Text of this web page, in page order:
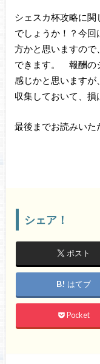
シェスカ杯攻略に関
でしょうか！？今
方かと思いますので
できます。 報酬の
感じかと思いますが
収集しておいて、損
最後までお読みいた
シェア！
ポスト
はてブ
Pocket